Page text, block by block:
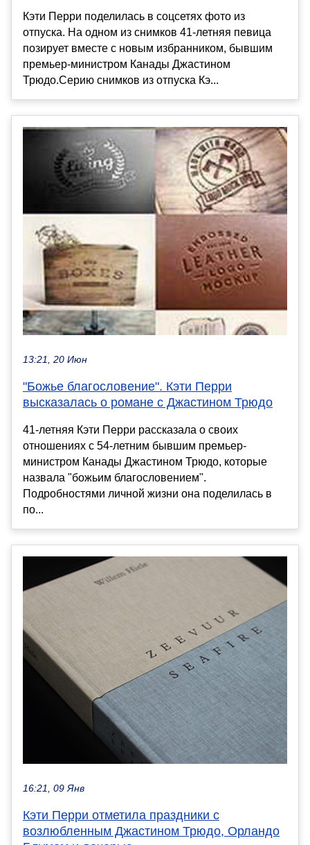
Кэти Перри поделилась в соцсетях фото из
отпуска. На одном из снимков 41-летняя певица
позирует вместе с новым избранником, бывшим
премьер-министром Канады Джастином
Трюдо.Серию снимков из отпуска Кэ...
13:21, 20 Июн
"Божье благословение". Кэти Перри
высказалась о романе с Джастином Трюдо
41-летняя Кэти Перри рассказала о своих
отношениях с 54-летним бывшим премьер-
министром Канады Джастином Трюдо, которые
назвала "божьим благословением".
Подробностями личной жизни она поделилась в
по...
16:21, 09 Янв
Кэти Перри отметила праздники с
возлюбленным Джастином Трюдо, Орландо